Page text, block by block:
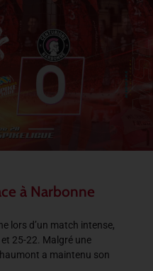
à Narbonne
lors d’un match intense,
25-22. Malgré une
a maintenu son